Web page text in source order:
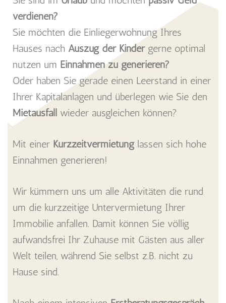
verdienen?
Sie möchten die Einliegerwohnung Ihres
Hauses nach Auszug der Kindergerne optimal
nutzen um Einnahmen zu generieren?
Oder haben Sie gerade einen Leerstand in einer
Ihrer Kapitalanlagen und überlegen wie Sie den
Mietausfall wieder ausgleichen können?
Mit einer Kurzzeitvermietunglassen sich hohe
Einnahmen generieren!
Wir kümmern uns um alle Aktivitäten die rund
um die kurzzeitige Untervermietung Ihrer
Immobilie anfallen. Damit können Sie völlig
aufwandsfrei Ihr Zuhause mit Gästen aus aller
Welt teilen, während Sie selbst z.B. nicht zu
Hause sind.